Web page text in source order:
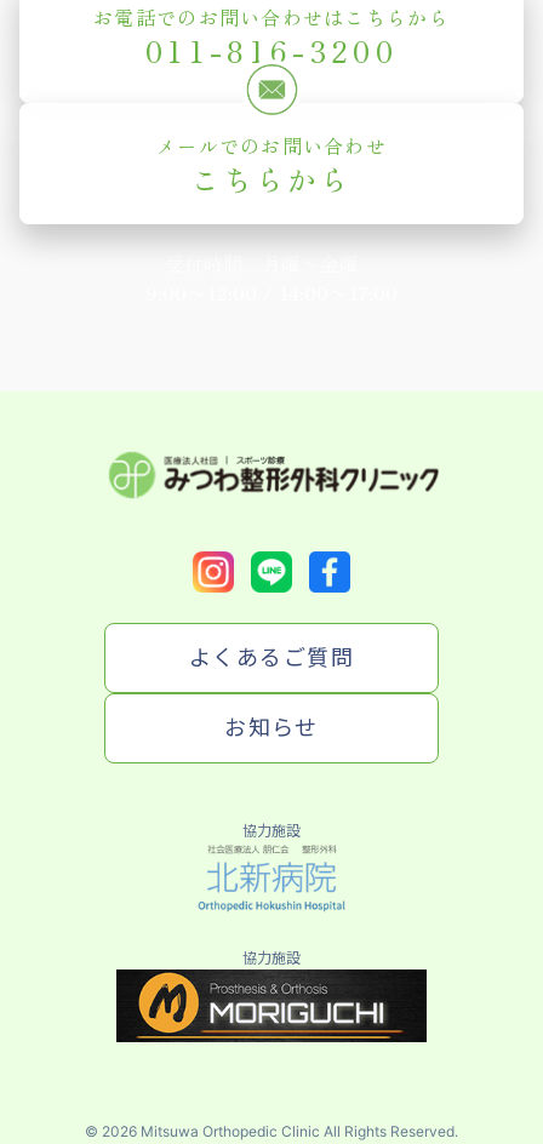
お電話でのお問い合わせはこちらから
011-816-3200
メールでのお問い合わせ
こちらから
よくあるご質問
お知らせ
協力施設
協力施設
© 2026 Mitsuwa Orthopedic Clinic All Rights Reserved.